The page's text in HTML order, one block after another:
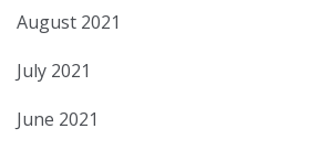
August 2021
July 2021
June 2021